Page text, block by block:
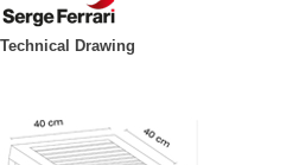
Technical Drawing